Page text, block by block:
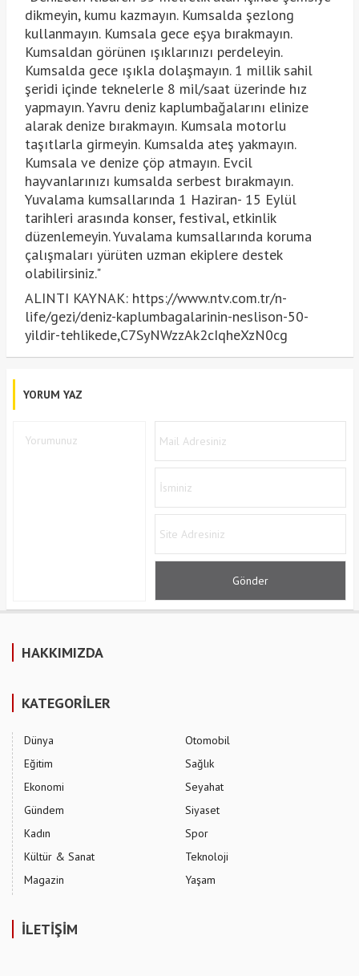
dikmeyin, kumu kazmayın. Kumsalda şezlong
kullanmayın. Kumsala gece eşya bırakmayın.
Kumsaldan görünen ışıklarınızı perdeleyin.
Kumsalda gece ışıkla dolaşmayın. 1 millik sahil
şeridi içinde teknelerle 8 mil/saat üzerinde hız
yapmayın. Yavru deniz kaplumbağalarını elinize
alarak denize bırakmayın. Kumsala motorlu
taşıtlarla girmeyin. Kumsalda ateş yakmayın.
Kumsala ve denize çöp atmayın. Evcil
hayvanlarınızı kumsalda serbest bırakmayın.
Yuvalama kumsallarında 1 Haziran- 15 Eylül
tarihleri arasında konser, festival, etkinlik
düzenlemeyin. Yuvalama kumsallarında koruma
çalışmaları yürüten uzman ekiplere destek
olabilirsiniz."
ALINTI KAYNAK: https://www.ntv.com.tr/n-
life/gezi/deniz-kaplumbagalarinin-neslison-50-
yildir-tehlikede,C7SyNWzzAk2cIqheXzN0cg
YORUM YAZ
HAKKIMIZDA
KATEGORİLER
Dünya
Eğitim
Ekonomi
Gündem
Kadın
Kültür & Sanat
Magazin
Otomobil
Sağlık
Seyahat
Siyaset
Spor
Teknoloji
Yaşam
İLETİŞİM